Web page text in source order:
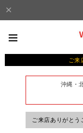
ご来
沖縄・
ご来店ありがとう